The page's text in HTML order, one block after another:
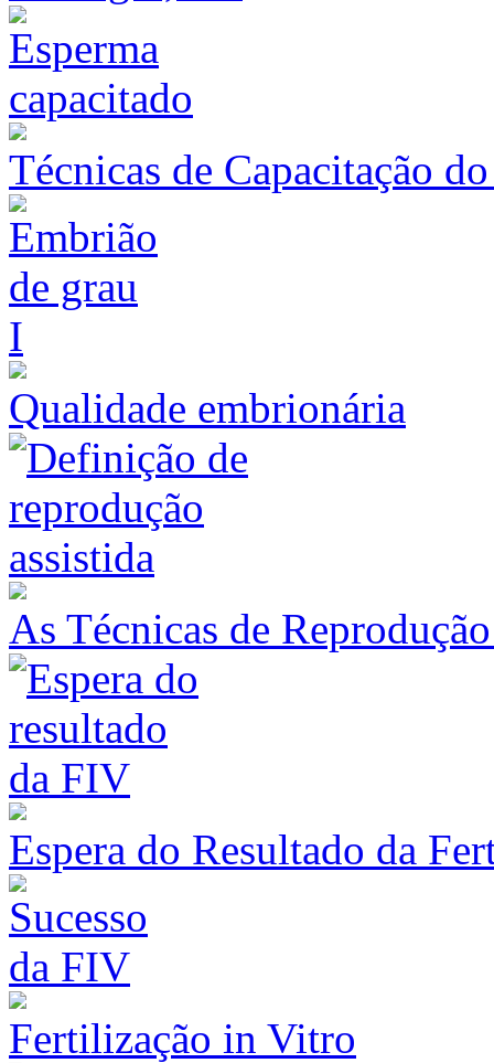
Técnicas de Capacitação
Qualidade embrionária
As Técnicas de
Espera do Resultado da
Fertilização in Vitro